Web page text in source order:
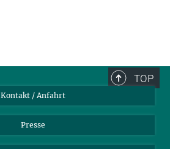
TOP
Kontakt / Anfahrt
Presse